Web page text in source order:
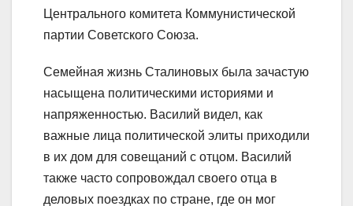
Центрального комитета Коммунистической
партии Советского Союза.
Семейная жизнь Сталиновых была зачастую
насыщена политическими историями и
напряженностью. Василий видел, как
важные лица политической элиты приходили
в их дом для совещаний с отцом. Василий
также часто сопровождал своего отца в
деловых поездках по стране, где он мог